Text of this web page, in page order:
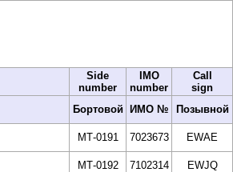
Side
number
IMO
number
Call
sign
Бортовой ИМО № Позывной
МТ-0191 7023673 EWAE
МТ-0192 7102314 EWJQ